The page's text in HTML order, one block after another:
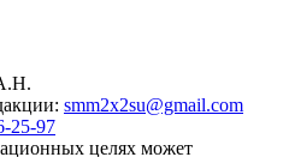
smm2x2su@gmail.com
25-97
целях может